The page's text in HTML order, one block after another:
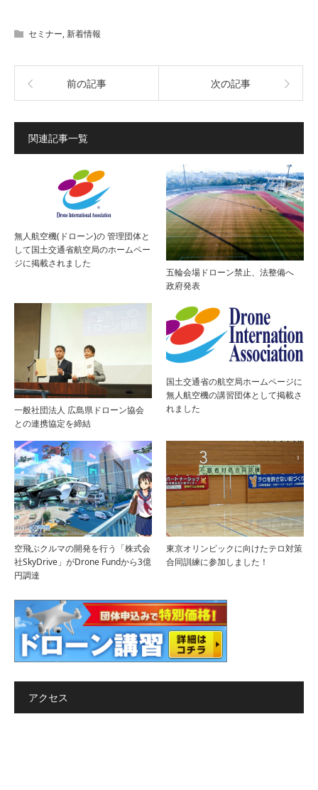
セミナー,新着情報
前の記事 次の記事
関連記事一覧
無人航空機(ドローン)の 管理団体と
して国土交通省航空局のホームペー
ジに掲載されました
五輪会場ドローン禁止、法整備へ
政府発表
一般社団法人 広島県ドローン協会
との連携協定を締結
国土交通省の航空局ホームページに
無人航空機の講習団体として掲載さ
れました
空飛ぶクルマの開発を行う「株式会
社SkyDrive」がDrone Fundから3億
円調達
東京オリンピックに向けたテロ対策
合同訓練に参加しました！
アクセス